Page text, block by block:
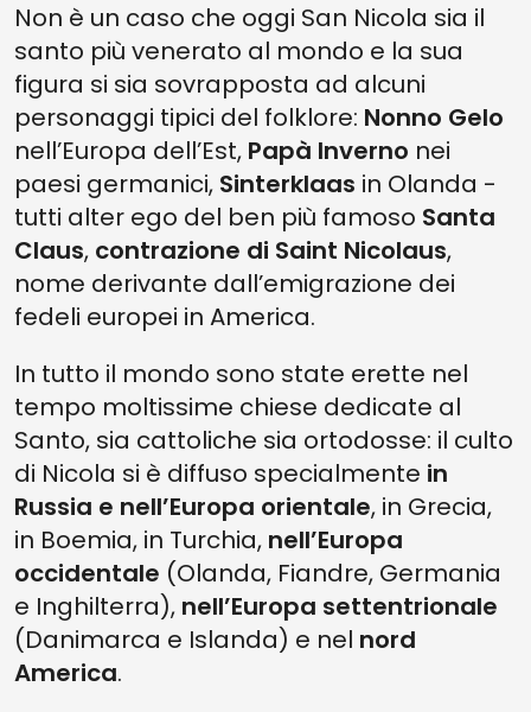
Non è un caso che oggi San Nicola sia il
santo più venerato al mondo e la sua
figura si sia sovrapposta ad alcuni
personaggi tipici del folklore: Nonno Gelo
nell’Europa dell’Est, Papà Inverno nei
paesi germanici, Sinterklaas in Olanda -
tutti alter ego del ben più famoso Santa
Claus, contrazione di Saint Nicolaus,
nome derivante dall’emigrazione dei
fedeli europei in America.
In tutto il mondo sono state erette nel
tempo moltissime chiese dedicate al
Santo, sia cattoliche sia ortodosse: il culto
di Nicola si è diffuso specialmente in
Russia e nell’Europa orientale, in Grecia,
in Boemia, in Turchia, nell’Europa
occidentale (Olanda, Fiandre, Germania
e Inghilterra), nell’Europa settentrionale
(Danimarca e Islanda) e nel nord
America.